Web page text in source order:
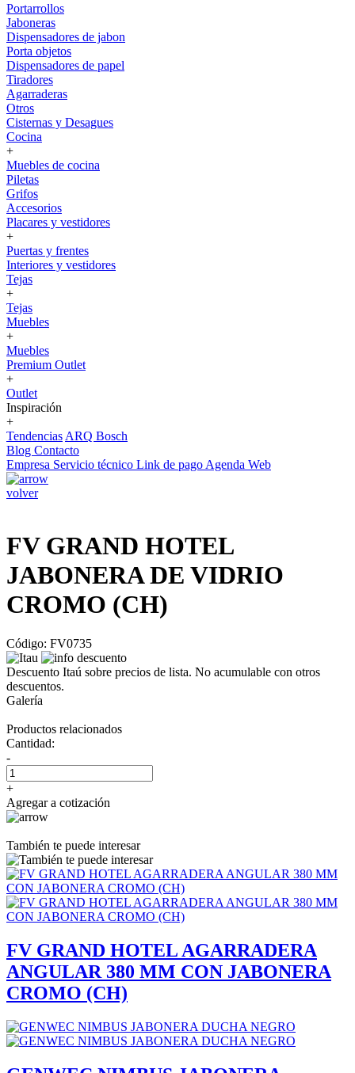
Portarrollos
Jaboneras
Dispensadores de jabon
Porta objetos
Dispensadores de papel
Tiradores
Agarraderas
Otros
Cisternas y Desagues
Cocina
+
Muebles de cocina
Piletas
Grifos
Accesorios
Placares y vestidores
+
Puertas y frentes
Interiores y vestidores
Tejas
+
Tejas
Muebles
+
Muebles
Premium Outlet
+
Outlet
Inspiración
+
Tendencias ARQ Bosch
Blog Contacto
Empresa Servicio técnico Link de pago Agenda Web
volver
FV GRAND HOTEL
JABONERA DE VIDRIO
CROMO (CH)
Código: FV0735
Descuento Itaú sobre precios de lista. No acumulable con otros
descuentos.
Galería
Productos relacionados
Cantidad:
-
+
Agregar a cotización
También te puede interesar
FV GRAND HOTEL AGARRADERA
ANGULAR 380 MM CON JABONERA
CROMO (CH)